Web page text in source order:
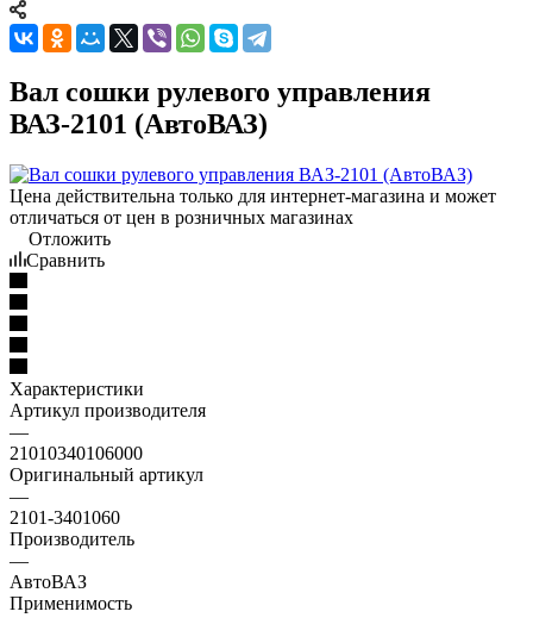
Вал сошки рулевого управления
ВАЗ-2101 (АвтоВАЗ)
Цена действительна только для интернет-магазина и может
отличаться от цен в розничных магазинах
Отложить
Сравнить
Характеристики
Артикул производителя
—
21010340106000
Оригинальный артикул
—
2101-3401060
Производитель
—
АвтоВАЗ
Применимость